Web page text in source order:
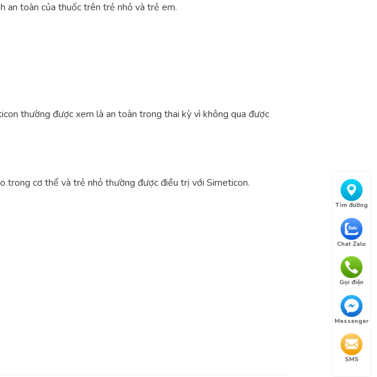
Tìm đường
Chat Zalo
Gọi điện
Messenger
SMS
an toàn của thuốc trên trẻ nhỏ và trẻ em.
thường được xem là an toàn trong thai kỳ vì không qua được
trong cơ thể và trẻ nhỏ thường được điều trị với Simeticon.